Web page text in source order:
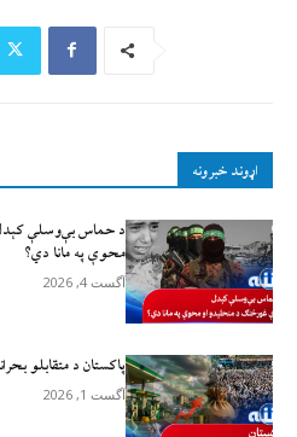
اړوند خبرونه
د حماس بې‌وسلې
محوې په مانا دي؟
آگست 4, 2026
پاکستان د متقابلو
آگست 1, 2026